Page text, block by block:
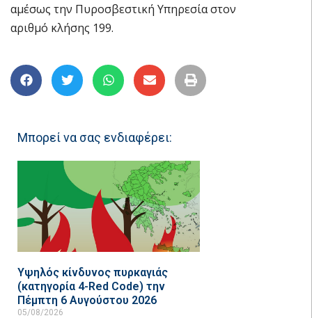
αμέσως την Πυροσβεστική Υπηρεσία στον
αριθμό κλήσης 199.
Μπορεί να σας ενδιαφέρει:
Υψηλός κίνδυνος πυρκαγιάς
(κατηγορία 4-Red Code) την
Πέμπτη 6 Αυγούστου 2026
05/08/2026